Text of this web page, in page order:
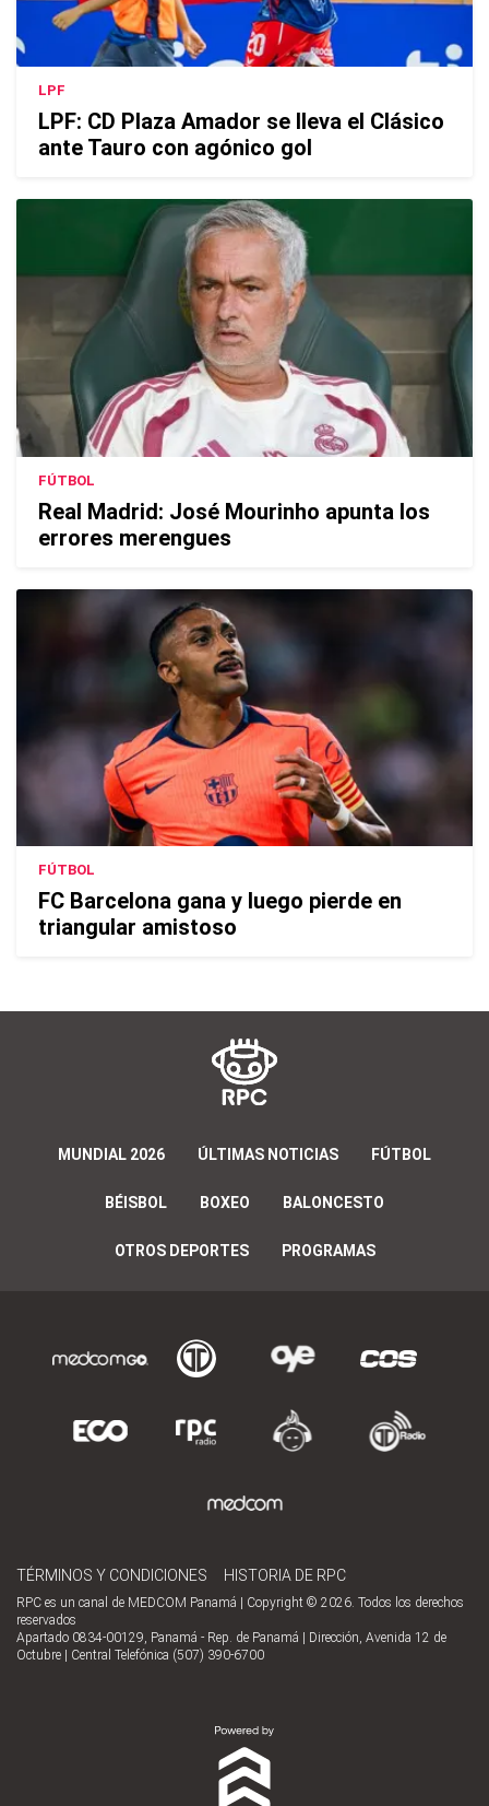
LPF
LPF: CD Plaza Amador se lleva el Clásico
ante Tauro con agónico gol
FÚTBOL
Real Madrid: José Mourinho apunta los
errores merengues
FÚTBOL
FC Barcelona gana y luego pierde en
triangular amistoso
MUNDIAL 2026 ÚLTIMAS NOTICIAS FÚTBOL
BÉISBOL BOXEO BALONCESTO
OTROS DEPORTES PROGRAMAS
TÉRMINOS Y CONDICIONES HISTORIA DE RPC
RPC es un canal de MEDCOM Panamá | Copyright © 2026. Todos los derechos
reservados
Apartado 0834-00129, Panamá - Rep. de Panamá | Dirección, Avenida 12 de
Octubre | Central Telefónica (507) 390-6700